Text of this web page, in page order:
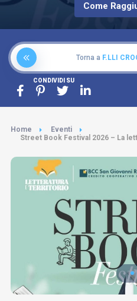
Come
Torna a F.LLI
CONDIVIDI SU
Home
Eventi
Street Book Festival 2026 – La